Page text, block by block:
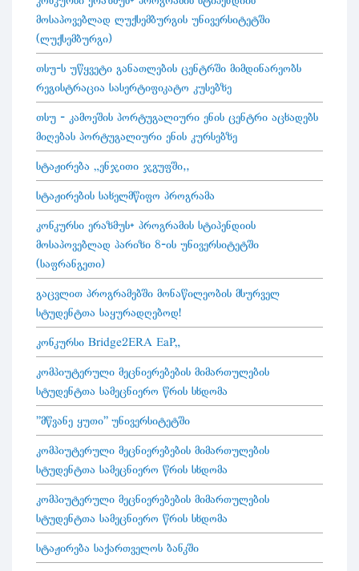
მოსაპოვებლად ლუქსემბურგის უნივერსიტეტში
(ლუქსემბურგი)
თსუ-ს უწყვეტი განათლების ცენტრში მიმდინარეობს
რეგისტრაცია სასერტიფიკატო კუსებზე
თსუ - კამოეშის პორტუგალიური ენის ცენტრი აცხადებს
მიღებას პორტუგალიური ენის კურსებზე
სტაჟირება „ენჯითი ჯგუფში“
სტაჟირების სახელმწიფო პროგრამა
კონკურსი ერაზმუს+ პროგრამის სტიპენდიის
მოსაპოვებლად პარიზი 8-ის უნივერსიტეტში
(საფრანგეთი)
გაცვლით პროგრამებში მონაწილეობის მსურველ
სტუდენტთა საყურადღებოდ!
კონკურსი Bridge2ERA EaP„
კომპიუტერული მეცნიერებების მიმართულების
სტუდენტთა სამეცნიერო წრის სხდომა
"მწვანე ყუთი" უნივერსიტეტში
კომპიუტერული მეცნიერებების მიმართულების
სტუდენტთა სამეცნიერო წრის სხდომა
კომპიუტერული მეცნიერებების მიმართულების
სტუდენტთა სამეცნიერო წრის სხდომა
სტაჟირება საქართველოს ბანკში